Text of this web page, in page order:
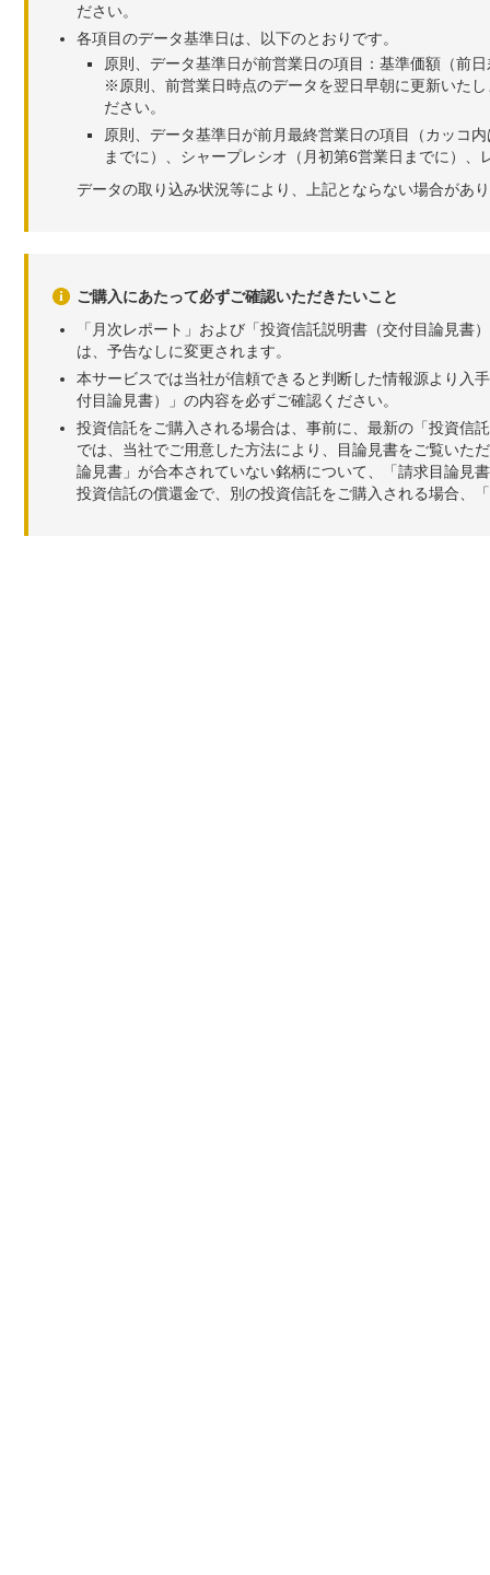
ださい。
各項目のデータ基準日は、以下のとおりです。
原則、データ基準日が前営業日の項目：基準価額（前
※原則、前営業日時点のデータを翌日早朝に更新いた
ださい。
原則、データ基準日が前月最終営業日の項目（カッコ
までに）、シャープレシオ（月初第6営業日までに）
データの取り込み状況等により、上記とならない場合があ
ご購入にあたって必ずご確認いただきたいこと
「月次レポート」および「投資信託説明書（交付目論見
は、予告なしに変更されます。
本サービスでは当社が信頼できると判断した情報源より入
付目論見書）」の内容を必ずご確認ください。
投資信託をご購入される場合は、事前に、最新の「投資信
では、当社でご用意した方法により、目論見書をご覧いた
論見書」が合本されていない銘柄について、「請求目論見
投資信託の償還金で、別の投資信託をご購入される場合、